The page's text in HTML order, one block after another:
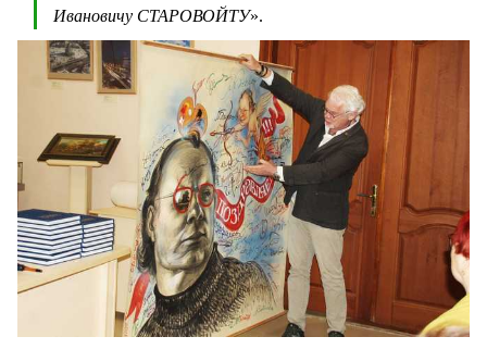
Ивановичу СТАРОВОЙТУ».